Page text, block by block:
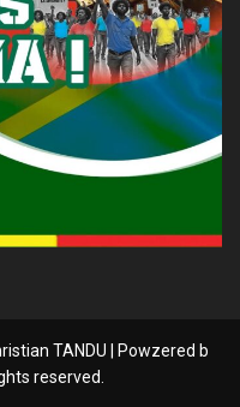
TANDU | Powzered b
reserved.